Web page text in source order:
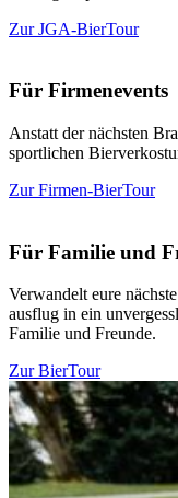
Zur JGA-BierTour
Für Fir­men­events
Anstatt der nächsten
sport­lichen
Zur Firmen-BierTour
Für Familie und
Ver­wandelt eure
ausflug in ein
Familie und Freunde.
Zur BierTour